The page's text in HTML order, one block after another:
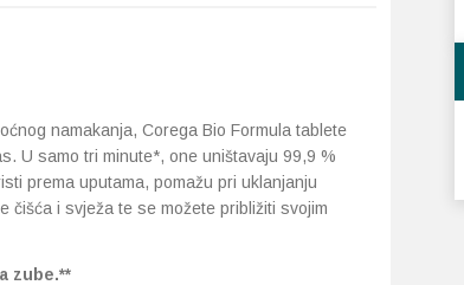
namakanja, Corega Bio Formula tablete
U samo tri minute*, one uništavaju 99,9 %
prema uputama, pomažu pri uklanjanju
čišća i svježa te se možete približiti svojim
zube.**